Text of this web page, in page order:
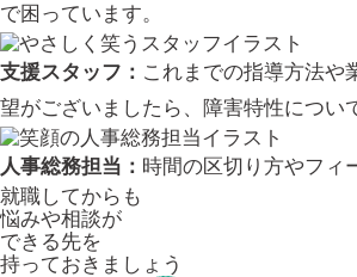
で困っています。
支援スタッフ： これまでの指導方法や
望がございましたら、障害特性につい
人事総務担当： 時間の区切り方やフィ
就職してからも
悩みや相談が
できる先を
持っておきましょう